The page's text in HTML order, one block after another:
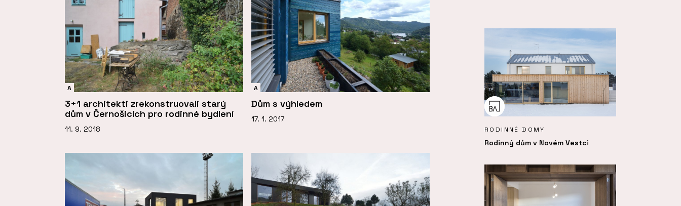
A
3+1 architekti zrekonstruovali starý
dům v Černošicích pro rodinné bydlení
11. 9. 2018
A
Dům s výhledem
17. 1. 2017
RODINNÉ DOMY
Rodinný dům v Novém Vestci